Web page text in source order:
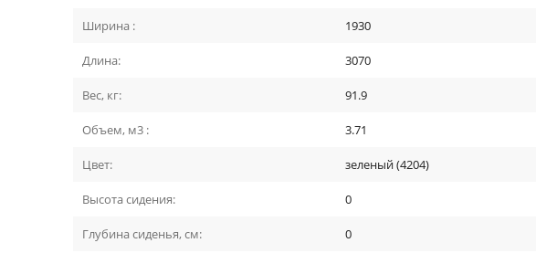
Ширина : 1930
Длина: 3070
Вес, кг: 91.9
Объем, м3 : 3.71
Цвет: зеленый (4204)
Высота сидения: 0
Глубина сиденья, см: 0